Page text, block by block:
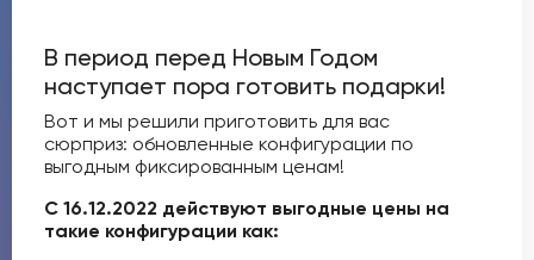
В период перед Новым Годом
наступает пора готовить подарки!
Вот и мы решили приготовить для вас
сюрприз: обновленные конфигурации по
выгодным фиксированным ценам!
С 16.12.2022 действуют выгодные цены на
такие конфигурации как: